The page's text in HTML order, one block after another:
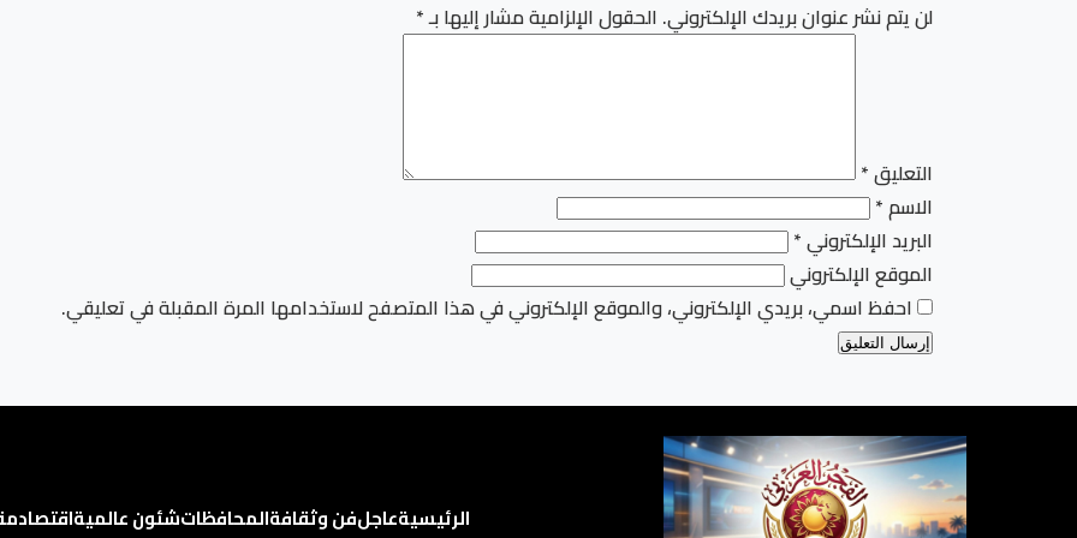
لن يتم نشر عنوان بريدك الإلكتروني. الحقول الإلزامية مشار إليها بـ*
التعليق*
الاسم*
البريد الإلكتروني*
الموقع الإلكتروني
احفظ اسمي، بريدي الإلكتروني، والموقع الإلكتروني في هذا المتصفح لاستخدامها المرة المقبلة في تعليقي.
الرئيسيةعاجلفن وثقافةالمحافظاتشئون عالميةاقتصاد